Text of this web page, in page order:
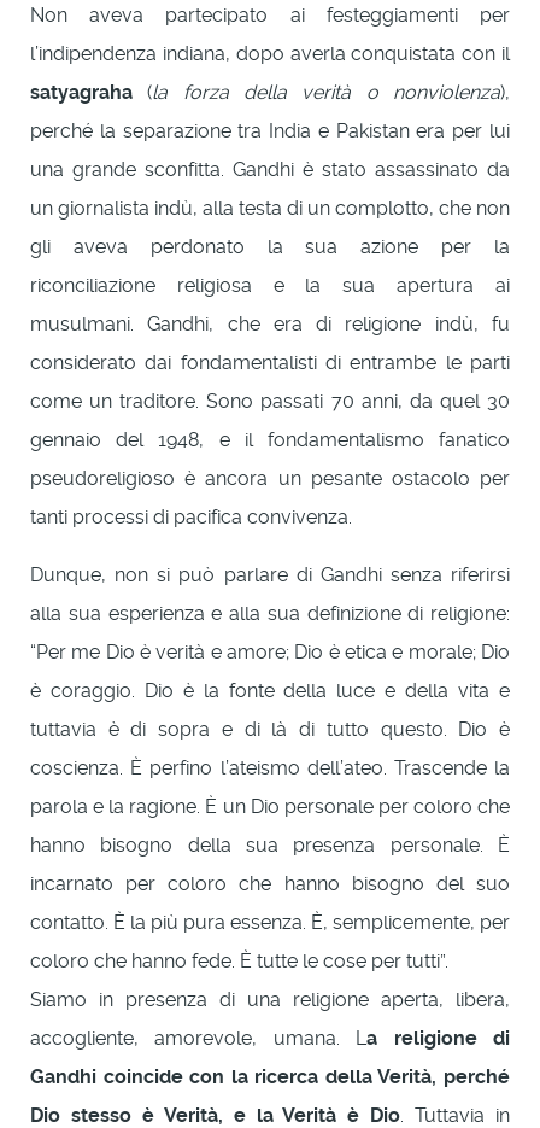
Non aveva partecipato ai festeggiamenti per
l’indipendenza indiana, dopo averla conquistata con il
satyagraha (la forza della verità o nonviolenza),
perché la separazione tra India e Pakistan era per lui
una grande sconfitta. Gandhi è stato assassinato da
un giornalista indù, alla testa di un complotto, che non
gli aveva perdonato la sua azione per la
riconciliazione religiosa e la sua apertura ai
musulmani. Gandhi, che era di religione indù, fu
considerato dai fondamentalisti di entrambe le parti
come un traditore. Sono passati 70 anni, da quel 30
gennaio del 1948, e il fondamentalismo fanatico
pseudoreligioso è ancora un pesante ostacolo per
tanti processi di pacifica convivenza.
Dunque, non si può parlare di Gandhi senza riferirsi
alla sua esperienza e alla sua definizione di religione:
“Per me Dio è verità e amore; Dio è etica e morale; Dio
è coraggio. Dio è la fonte della luce e della vita e
tuttavia è di sopra e di là di tutto questo. Dio è
coscienza. È perfino l’ateismo dell’ateo. Trascende la
parola e la ragione. È un Dio personale per coloro che
hanno bisogno della sua presenza personale. È
incarnato per coloro che hanno bisogno del suo
contatto. È la più pura essenza. È, semplicemente, per
coloro che hanno fede. È tutte le cose per tutti”.
Siamo in presenza di una religione aperta, libera,
accogliente, amorevole, umana. La religione di
Gandhi coincide con la ricerca della Verità, perché
Dio stesso è Verità, e la Verità è Dio . Tuttavia in